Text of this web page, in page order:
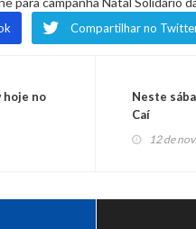
Compartilhar no
hoje no
Neste
Caí
12 de